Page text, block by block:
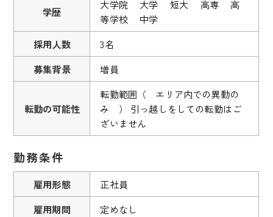
学歴
大学院 大学 短大 高専 高
等学校 中学
採用人数
3名
募集背景
増員
転勤の可能性
転勤範囲（ エリア内での異動の
み ） 引っ越しをしての転勤はご
ざいません
勤務条件
雇用形態
正社員
雇用期間
定めなし